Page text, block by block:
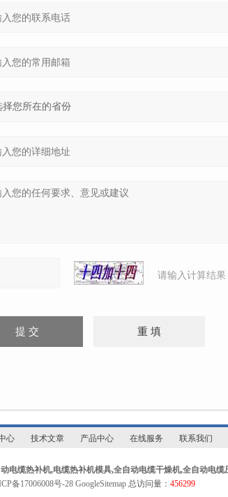
请输入计算结
心 技术文章 产品中心 在线服务 联系我们
电缆热补机,电缆热补机模具,全自动电缆干燥机,全自动电缆
备17006008号-28 GoogleSitemap 总访问量：456299